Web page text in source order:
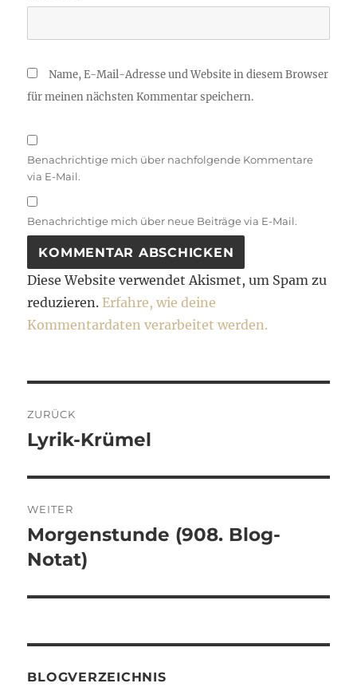
Name, E-Mail-Adresse und Website in diesem Browser
für meinen nächsten Kommentar speichern.
Benachrichtige mich über nachfolgende Kommentare
via E-Mail.
Benachrichtige mich über neue Beiträge via E-Mail.
Diese Website verwendet Akismet, um Spam zu
reduzieren.Erfahre, wie deine
Kommentardaten verarbeitet werden.
ZURÜCK
Vorheriger
Lyrik-Krümel
WEITER
Nächster
Beitrag:
Morgenstunde (908. Blog-
Notat)
BLOGVERZEICHNIS